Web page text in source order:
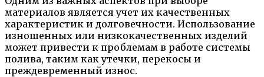
материалов является учет их качественных
характеристик и долговечности. Использование
изношенных или низкокачественных изделий
может привести к проблемам в работе системы
полива, таким как утечки, перекосы и
преждевременный износ.